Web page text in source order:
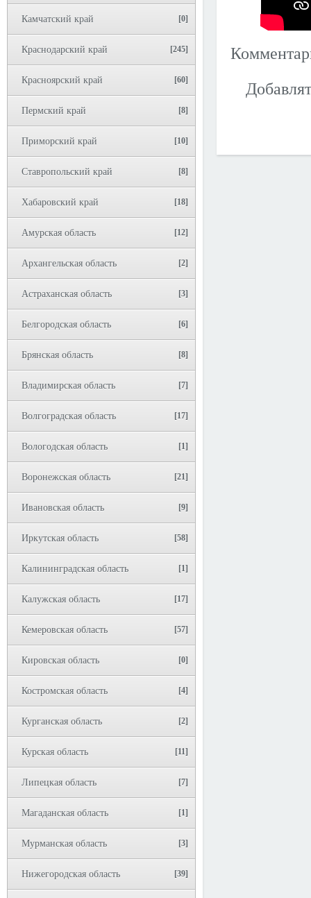
Камчатский край [0]
Краснодарский край [245]
Красноярский край [60]
Пермский край [8]
Приморский край [10]
Ставропольский край [8]
Хабаровский край [18]
Амурская область [12]
Архангельская область [2]
Астраханская область [3]
Белгородская область [6]
Брянская область [8]
Владимирская область [7]
Волгоградская область [17]
Вологодская область [1]
Воронежская область [21]
Ивановская область [9]
Иркутская область [58]
Калининградская область [1]
Калужская область [17]
Кемеровская область [57]
Кировская область [0]
Костромская область [4]
Курганская область [2]
Курская область [11]
Липецкая область [7]
Магаданская область [1]
Мурманская область [3]
Нижегородская область [39]